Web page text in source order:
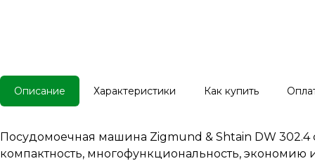
Описание Характеристики Как купить
Посудомоечная машина Zigmund & Shtain DW 302.4
компактность, многофункциональность, экономию